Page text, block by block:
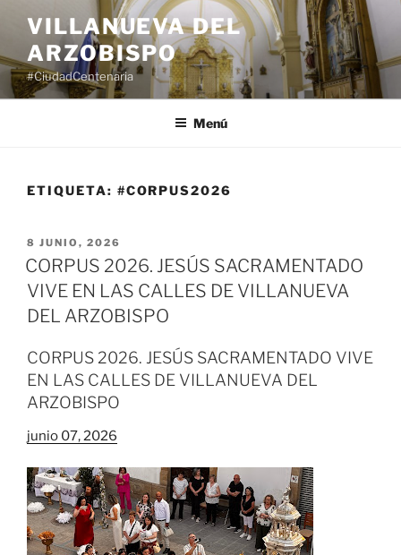
contenido
VILLANUEVA DEL
ARZOBISPO
#CiudadCentenaria
Menú
ETIQUETA: #CORPUS2026
PUBLICADO
EL
8 JUNIO, 2026
CORPUS 2026. JESÚS SACRAMENTADO
VIVE EN LAS CALLES DE VILLANUEVA
DEL ARZOBISPO
CORPUS 2026. JESÚS SACRAMENTADO VIVE
EN LAS CALLES DE VILLANUEVA DEL
ARZOBISPO
junio 07, 2026